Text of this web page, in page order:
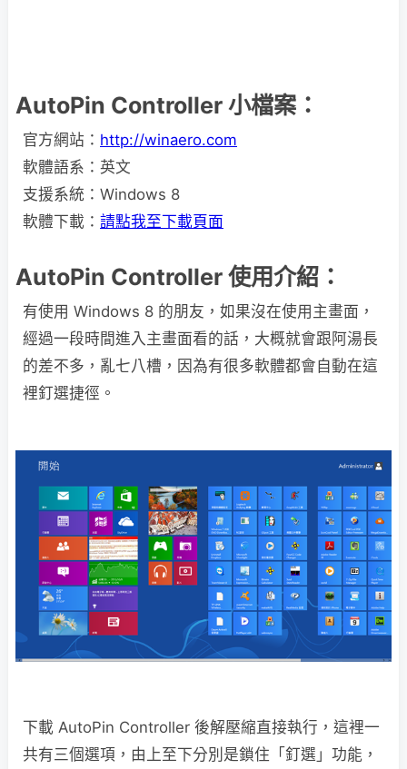
AutoPin Controller 小檔案：
官方網站： http://winaero.com
軟體語系：英文
支援系統：Windows 8
軟體下載： 請點我至下載頁面
AutoPin Controller 使用介紹：
有使用 Windows 8 的朋友，如果沒在使用主畫面，
經過一段時間進入主畫面看的話，大概就會跟阿湯長
的差不多，亂七八槽，因為有很多軟體都會自動在這
裡釘選捷徑。
下載 AutoPin Controller 後解壓縮直接執行，這裡一
共有三個選項，由上至下分別是鎖住「釘選」功能，